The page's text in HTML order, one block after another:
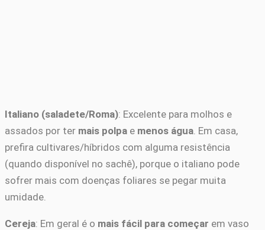
Italiano (saladete/Roma): Excelente para molhos e
assados por ter mais polpa e menos água . Em casa,
prefira cultivares/híbridos com alguma resistência
(quando disponível no sachê), porque o italiano pode
sofrer mais com doenças foliares se pegar muita
umidade.
Cereja: Em geral é o mais fácil para começar em vaso